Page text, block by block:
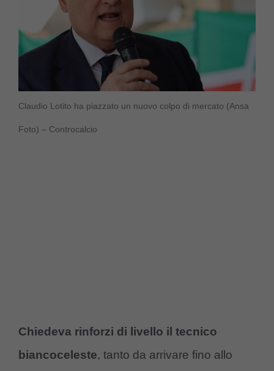
Claudio Lotito ha piazzato un nuovo colpo di mercato (Ansa
Foto) – Controcalcio
Chiedeva rinforzi di livello il tecnico
biancoceleste, tanto da arrivare fino allo